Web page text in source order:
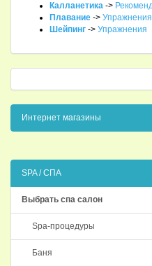
Калланетика ->
Плавание -> Упражнения
Шейпинг -> Упражнения
Интернет магазины
SPA / СПА
Выбрать спа салон
Spa-процедуры
Баня